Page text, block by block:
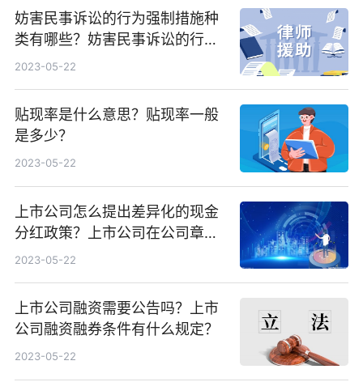
妨害民事诉讼的行为强制措施种
类有哪些？妨害民事诉讼的行为
适用标准
2023-05-22
贴现率是什么意思？贴现率一般
是多少？
2023-05-22
上市公司怎么提出差异化的现金
分红政策？上市公司在公司章程
中要载明什么内容？
2023-05-22
上市公司融资需要公告吗？上市
公司融资融券条件有什么规定？
2023-05-22